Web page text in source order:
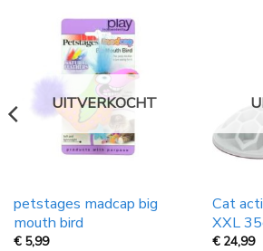
UITVERKOCHT
petstages madcap big
mouth bird
€ 5,99
Cat
XXL
€ 24,99